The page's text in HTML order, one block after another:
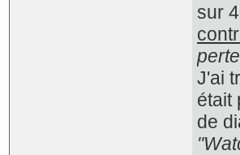
sur
J'ai
était
de